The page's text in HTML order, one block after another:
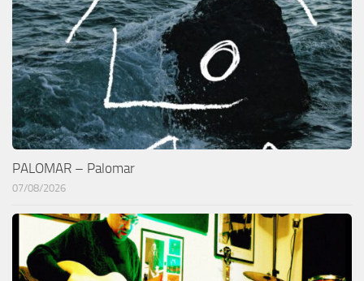
PALOMAR – Palomar
07/08/2026